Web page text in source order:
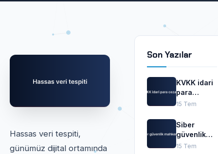
Hassas veri tespiti,
günümüz dijital ortamında
Son Yazılar
KVKK idari
para
cezaları
15 Tem
Siber
güvenlik
mahkemesi
15 Tem